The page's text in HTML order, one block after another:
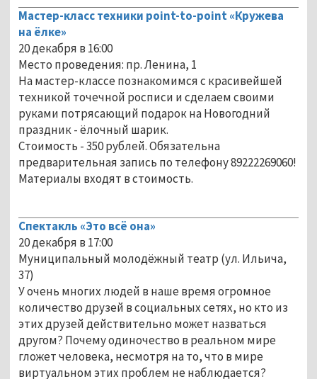
Мастер-класс техники point-to-point «Кружева
на ёлке»
20 декабря в 16:00
Место проведения: пр. Ленина, 1
На мастер-классе познакомимся с красивейшей
техникой точечной росписи и сделаем своими
руками потрясающий подарок на Новогодний
праздник - ёлочный шарик.
Стоимость - 350 рублей. Обязательна
предварительная запись по телефону 89222269060!
Материалы входят в стоимость.
Спектакль «Это всё она»
20 декабря в 17:00
Муниципальный молодёжный театр (ул. Ильича,
37)
У очень многих людей в наше время огромное
количество друзей в социальных сетях, но кто из
этих друзей действительно может назваться
другом? Почему одиночество в реальном мире
гложет человека, несмотря на то, что в мире
виртуальном этих проблем не наблюдается?